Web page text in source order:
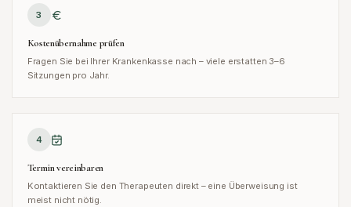
3
Kostenübernahme prüfen
Fragen Sie bei Ihrer Krankenkasse nach – viele erstatten 3–6
Sitzungen pro Jahr.
4
Termin vereinbaren
Kontaktieren Sie den Therapeuten direkt – eine Überweisung ist
meist nicht nötig.